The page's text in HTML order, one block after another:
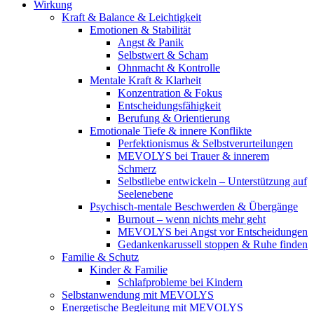
Wirkung
Kraft & Balance & Leichtigkeit
Emotionen & Stabilität
Angst & Panik
Selbstwert & Scham
Ohnmacht & Kontrolle
Mentale Kraft & Klarheit
Konzentration & Fokus
Entscheidungsfähigkeit
Berufung & Orientierung
Emotionale Tiefe & innere Konflikte
Perfektionismus & Selbstverurteilungen
MEVOLYS bei Trauer & innerem
Schmerz
Selbstliebe entwickeln – Unterstützung auf
Seelenebene
Psychisch-mentale Beschwerden & Übergänge
Burnout – wenn nichts mehr geht
MEVOLYS bei Angst vor Entscheidungen
Gedankenkarussell stoppen & Ruhe finden
Familie & Schutz
Kinder & Familie
Schlafprobleme bei Kindern
Selbstanwendung mit MEVOLYS
Energetische Begleitung mit MEVOLYS